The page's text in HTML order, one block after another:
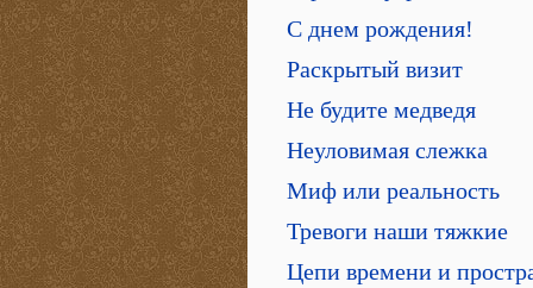
С днем рождения!
Раскрытый визит
Не будите медведя
Неуловимая слежка
Миф или реальность
Тревоги наши тяжкие
Цепи времени и